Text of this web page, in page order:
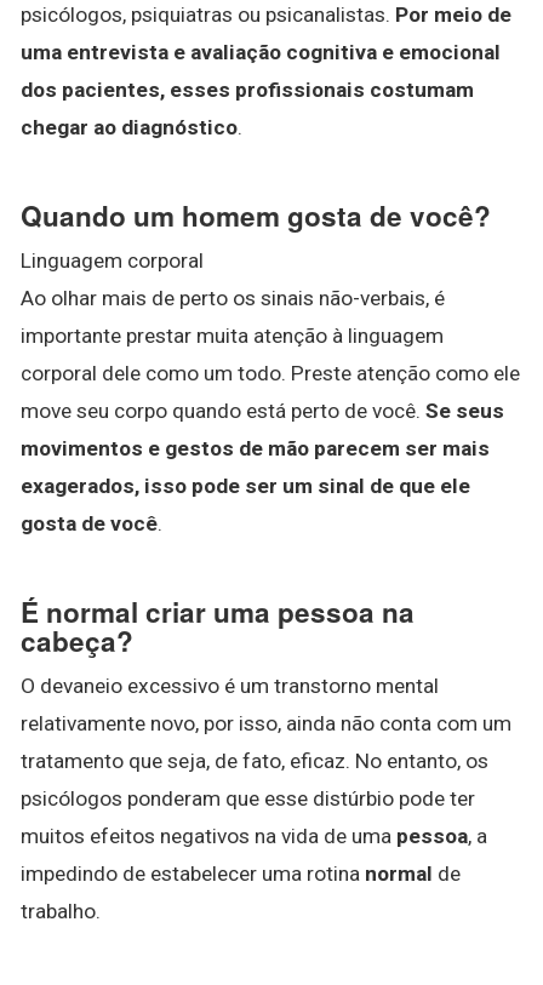
psicólogos, psiquiatras ou psicanalistas. Por meio de
uma entrevista e avaliação cognitiva e emocional
dos pacientes, esses profissionais costumam
chegar ao diagnóstico.
Quando um homem gosta de você?
Linguagem corporal
Ao olhar mais de perto os sinais não-verbais, é
importante prestar muita atenção à linguagem
corporal dele como um todo. Preste atenção como ele
move seu corpo quando está perto de você. Se seus
movimentos e gestos de mão parecem ser mais
exagerados, isso pode ser um sinal de que ele
gosta de você.
É normal criar uma pessoa na
cabeça?
O devaneio excessivo é um transtorno mental
relativamente novo, por isso, ainda não conta com um
tratamento que seja, de fato, eficaz. No entanto, os
psicólogos ponderam que esse distúrbio pode ter
muitos efeitos negativos na vida de uma pessoa, a
impedindo de estabelecer uma rotina normal de
trabalho.